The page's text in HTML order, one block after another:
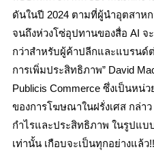
ดันในปี 2024 ตามที่ผู้นำอุตสาห
จนถึงห่วงโซ่อุปทานของสื่อ AI
กว่าสำหรับผู้ค้าปลีกและแบรนด์
การเพิ่มประสิทธิภาพ” David
Publicis Commerce ซึ่งเป็นหน่
ของการโฆษณาในฝรั่งเศส กล่าว
กำไรและประสิทธิภาพ ในรูปแ
เท่านั้น เกือบจะเป็นทุกอย่างแล้ว